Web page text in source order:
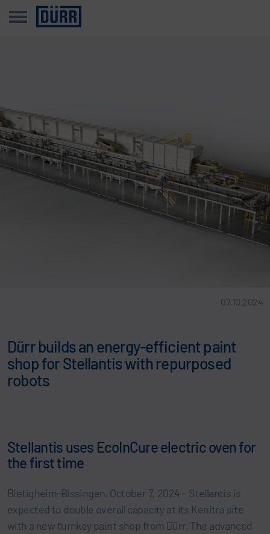
07.10.2024
Dürr builds an energy-efficient paint
shop for Stellantis with repurposed
robots
Stellantis uses EcoInCure electric oven for
the first time
Bietigheim-Bissingen, October 7, 2024 – Stellantis is
expected to double overall capacity at its Kenitra site
with a new turnkey paint shop from Dürr. The advanced